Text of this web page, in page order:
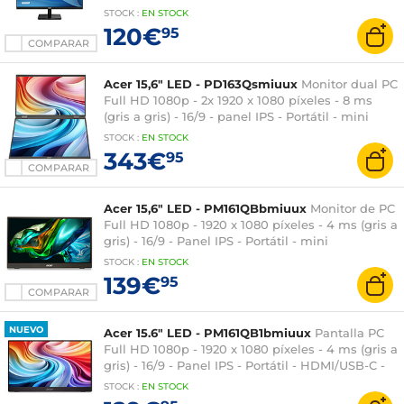
COMPARAR
HDMI/DisplayPort - Negro
STOCK : EN STOCK
120€95
COMPARAR
Acer 15,6" LED - PD163Qsmiuux Monitor dual PC
Full HD 1080p - 2x 1920 x 1080 píxeles - 8 ms
(gris a gris) - 16/9 - panel IPS - Portátil - mini
HDMI/USB-C - Negro
STOCK : EN STOCK
343€95
COMPARAR
Acer 15,6" LED - PM161QBbmiuux Monitor de PC
Full HD 1080p - 1920 x 1080 píxeles - 4 ms (gris a
gris) - 16/9 - Panel IPS - Portátil - mini
HDMI/USB-C - Negro
STOCK : EN STOCK
139€95
NUEVO Acer 15.6" LED - PM161QB1bmiuux Pantalla PC
Full HD 1080p - 1920 x 1080 píxeles - 4 ms (gris a
gris) - 16/9 - Panel IPS - Portátil - HDMI/USB-C -
Negro
STOCK : EN STOCK